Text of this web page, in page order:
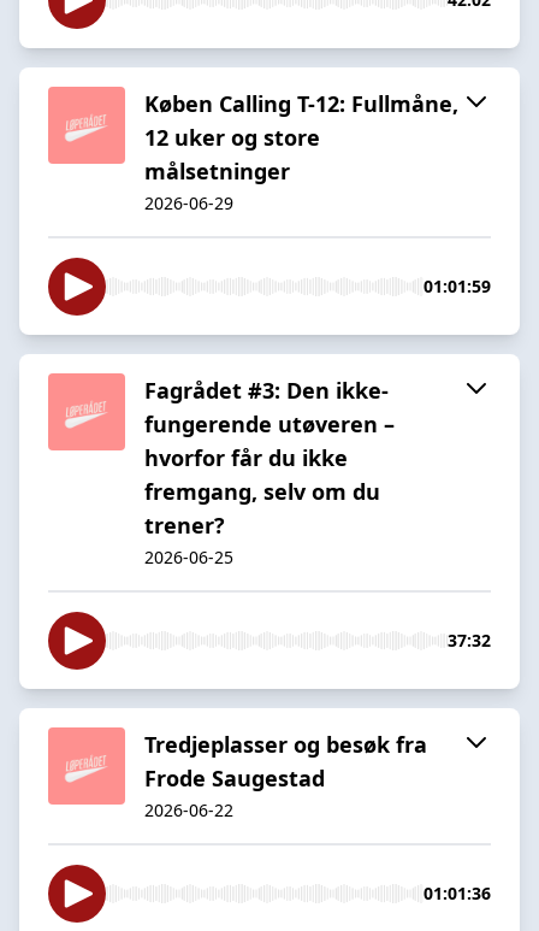
Køben Calling T-12: Fullmåne,
12 uker og store
målsetninger
2026-06-29
01:01:59
Fagrådet #3: Den ikke-
fungerende utøveren –
hvorfor får du ikke
fremgang, selv om du
trener?
2026-06-25
37:32
Tredjeplasser og besøk fra
Frode Saugestad
2026-06-22
01:01:36